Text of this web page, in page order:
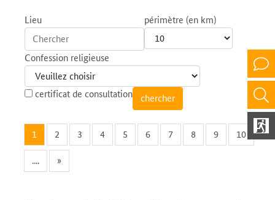
Lieu périmètre (en km)
Confession religieuse
certificat de consultation
1 2 3 4 5 6 7 8 9 10
.... »